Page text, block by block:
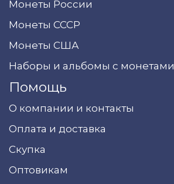
Монеты России
Монеты СССР
Монеты США
Наборы и альбомы с монетами
Помощь
О компании и контакты
Оплата и доставка
Скупка
Оптовикам